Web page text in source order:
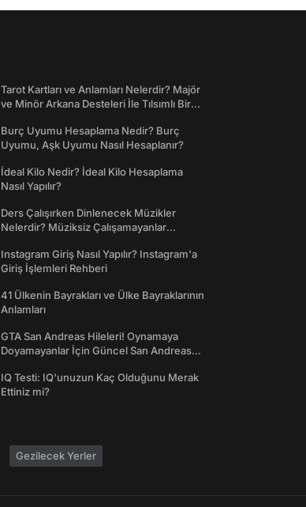
Tarot Kartları ve Anlamları Nelerdir? Majör
ve Minör Arkana Desteleri İle Tılsımlı Bir
Burç Uyumu Hesaplama Nedir? Burç
Uyumu, Aşk Uyumu Nasıl Hesaplanır?
İdeal Kilo Nedir? İdeal Kilo Hesaplama
Nasıl Yapılır?
Ders Çalışırken Dinlenecek Müzikler
Nelerdir? Müziksiz Çalışamayanlar
Instagram Giriş Nasıl Yapılır? Instagram'a
Giriş İşlemleri Rehberi
41 Ülkenin Bayrakları ve Ülke Bayraklarının
Anlamları
GTA San Andreas Hileleri! Oynamaya
Doyamayanlar İçin Güncel San Andreas
IQ Testi: IQ'unuzun Kaç Olduğunu Merak
Ettiniz mi?
Gezilecek Yerler